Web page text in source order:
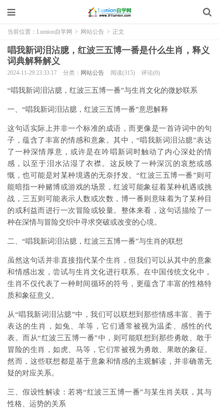
当前位置： Lumion自学网 > 网站公告 > 正文
唱我新词泪沾臆，红波三五博一番是什么生肖，释义
词典解释解义
2024-11-29 23:33:17 分类： 网站公告 阅读(315) 评论(0)
“唱我新词泪沾臆，红波三五博一番”与生肖文化的微妙联系
一、“唱我新词泪沾臆，红波三五博一番”意思解释
这句话实际上并非一个标准的成语，而更像是一首诗词中的句
子，蕴含了丰富的情感和意象。其中，“唱我新词泪沾臆”表达
了一种深情厚意，或许是在吟唱新词时触动了内心深处的情
感，以至于泪水沾湿了衣襟。这反映了一种深沉的哀愁或感
慨，也可能是对某种境遇的无奈抒发。“红波三五博一番”则可
能暗指一种赌博或游戏的场景，红波可能象征着某种机遇或挑
战，三五则可能表示人数或次数，博一番则意味着为了某种目
的或利益而进行一次冒险或较量。整体来看，这句话描绘了一
种在深情与冒险交织中寻求突破或改变的心境。
二、“唱我新词泪沾臆，红波三五博一番”与生肖的联想
虽然这句话并非直接指代某个生肖，但我们可以从其中的意象
和情感出发，尝试与生肖文化进行联系。在中国传统文化中，
生肖不仅代表了一种时间循环的符号，更蕴含了丰富的性格特
质和象征意义。
从“唱我新词泪沾臆”中，我们可以联想到那些情感丰富、善于
表达的生肖，如兔、羊等，它们通常被视为温柔、感性的代
表。而从“红波三五博一番”中，则可能联想到那些勇敢、敢于
冒险的生肖，如虎、马等，它们常被视为勇敢、果敢的象征。
然而，这些联想都是基于意象和情感的主观解读，并非确凿无
疑的对应关系。
三、假设性解读：若将“红波三五博一番”与某生肖关联，其与
性格、运势的关系